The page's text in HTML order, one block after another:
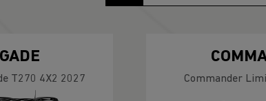
T270 4X2 2027 Commander